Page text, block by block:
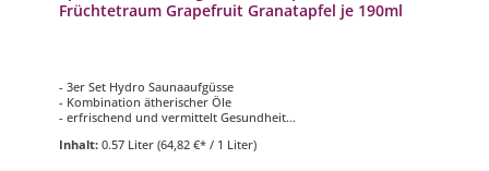
Früchtetraum Grapefruit Granatapfel je 190ml
- 3er Set Hydro Saunaaufgüsse
- Kombination ätherischer Öle
- erfrischend und vermittelt Gesundheit
Inhalt: 0.57 Liter (64,82 €* / 1 Liter)